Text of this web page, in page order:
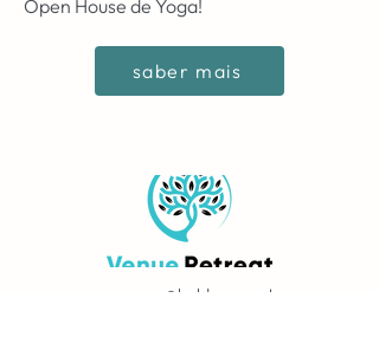
Open House de Yoga!
saber mais
reserva@heldspace.pt